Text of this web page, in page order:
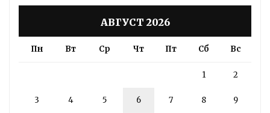
АВГУСТ 2026
Пн Вт Ср Чт Пт Сб Вс
1 2
3 4 5 6 7 8 9